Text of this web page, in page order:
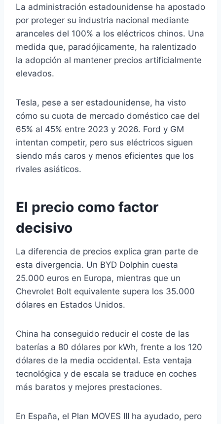
La administración estadounidense ha apostado
por proteger su industria nacional mediante
aranceles del 100% a los eléctricos chinos. Una
medida que, paradójicamente, ha ralentizado
la adopción al mantener precios artificialmente
elevados.
Tesla, pese a ser estadounidense, ha visto
cómo su cuota de mercado doméstico cae del
65% al 45% entre 2023 y 2026. Ford y GM
intentan competir, pero sus eléctricos siguen
siendo más caros y menos eficientes que los
rivales asiáticos.
El precio como factor
decisivo
La diferencia de precios explica gran parte de
esta divergencia. Un BYD Dolphin cuesta
25.000 euros en Europa, mientras que un
Chevrolet Bolt equivalente supera los 35.000
dólares en Estados Unidos.
China ha conseguido reducir el coste de las
baterías a 80 dólares por kWh, frente a los 120
dólares de la media occidental. Esta ventaja
tecnológica y de escala se traduce en coches
más baratos y mejores prestaciones.
En España, el Plan MOVES III ha ayudado, pero